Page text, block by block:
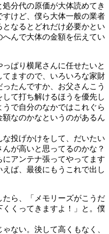
分代の原価が大体読めてき
けど、僕ら大体一般の業者
なるとどれだけ必要かとい
んで大体の金額を伝えてい
ぱり横尾さんに任せたいと
ますので、いろいろな家財
たんですか、お父さんこう
て打ち解けるほうを優先し
で自分のなかではこれぐら
なのかなというのがあるん
投げかけをして、だいたい
が高いと思ってるのかな？
アンテナ張ってやってます
ば、最後にもうこれで出し
ら、「メモリーズがこうだ
くってきますよ！」と。僕
ない。決して高くもなく、